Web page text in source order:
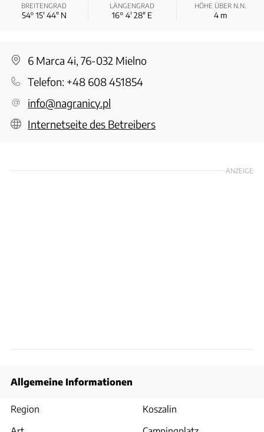
BREITENGRAD
54° 15′ 44″ N
LÄNGENGRAD
16° 4′ 28″ E
HÖHE ÜBER N.N.
4m
6 Marca 4i, 76-032 Mielno
Telefon: +48 608 451854
info@nagranicy.pl
Internetseite des Betreibers
ANZEIGE
Allgemeine Informationen
Region
Koszalin